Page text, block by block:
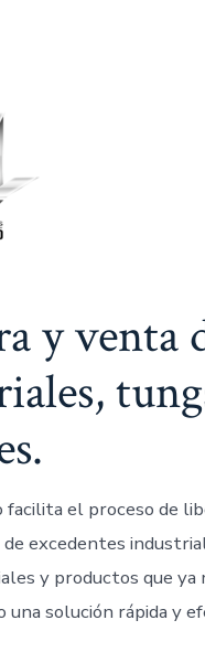
y venta
el proceso de
excedentes
y productos que
una solución rápida y